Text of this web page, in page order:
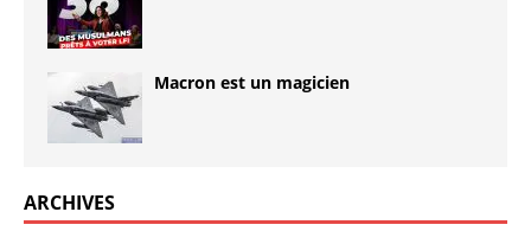
Macron est un magicien
ARCHIVES